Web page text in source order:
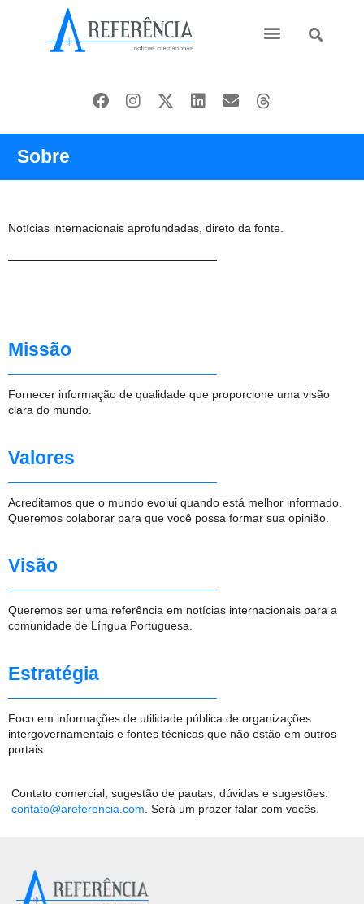
Sobre
Notícias internacionais aprofundadas, direto da fonte.
Missão
Fornecer informação de qualidade que proporcione uma visão
clara do mundo.
Valores
Acreditamos que o mundo evolui quando está melhor informado.
Queremos colaborar para que você possa formar sua opinião.
Visão
Queremos ser uma referência em notícias internacionais para a
comunidade de Língua Portuguesa.
Estratégia
Foco em informações de utilidade pública de organizações
intergovernamentais e fontes técnicas que não estão em outros
portais.
Contato comercial, sugestão de pautas, dúvidas e sugestões:
contato@areferencia.com . Será um prazer falar com vocês.